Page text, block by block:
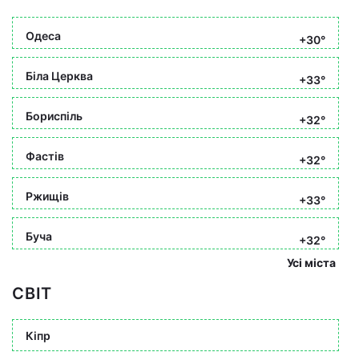
Одеса +30°
Біла Церква +33°
Бориспіль +32°
Фастів +32°
Ржищів +33°
Буча
+32°
Усі міста
СВІТ
Кіпр